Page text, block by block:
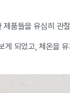
품들을 유심히 관
되었고, 체온을